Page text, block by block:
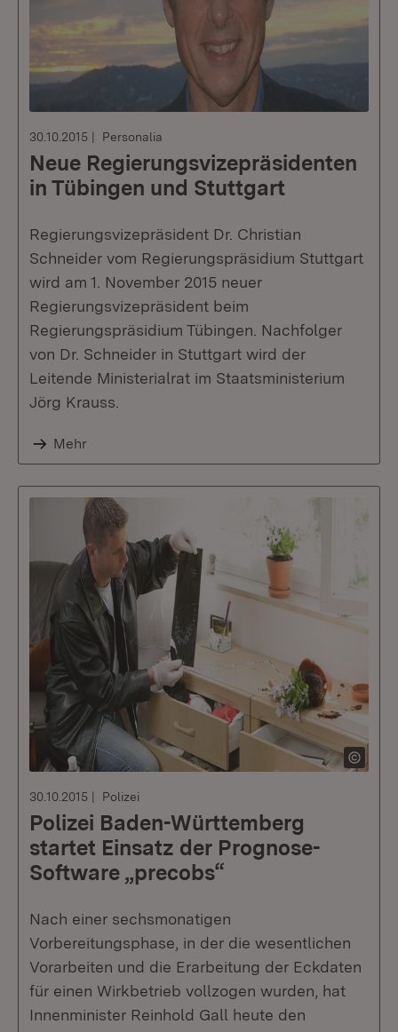
30.10.2015 Personalia
Neue Regierungsvizepräsidenten
in Tübingen und Stuttgart
Regierungsvizepräsident Dr. Christian
Schneider vom Regierungspräsidium Stuttgart
wird am 1. November 2015 neuer
Regierungsvizepräsident beim
Regierungspräsidium Tübingen. Nachfolger
von Dr. Schneider in Stuttgart wird der
Leitende Ministerialrat im Staatsministerium
Jörg Krauss.
Mehr
30.10.2015 Polizei
Polizei Baden-Württemberg
startet Einsatz der Prognose-
Software „precobs“
Nach einer sechsmonatigen
Vorbereitungsphase, in der die wesentlichen
Vorarbeiten und die Erarbeitung der Eckdaten
für einen Wirkbetrieb vollzogen wurden, hat
Innenminister Reinhold Gall heute den